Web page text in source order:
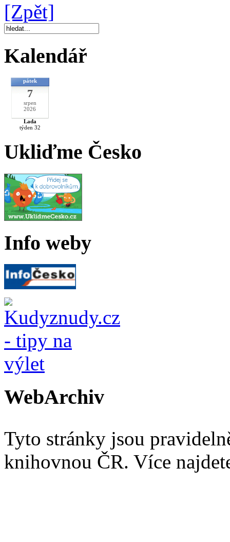
[Zpět]
Kalendář
pátek
7
srpen
2026
Lada
týden 32
Ukliďme Česko
Info weby
WebArchiv
Tyto stránky jsou
knihovnou ČR. Více